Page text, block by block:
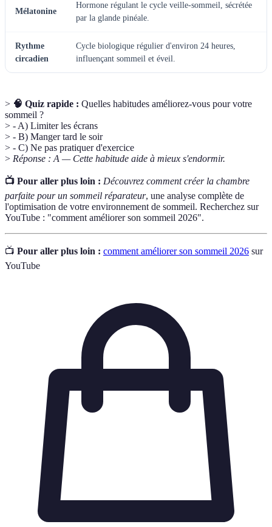
Mélatonine
Hormone régulant le cycle veille-sommeil, sécrétée
par la glande pinéale.
Rythme
circadien
Cycle biologique régulier d'environ 24 heures,
influençant sommeil et éveil.
> 🧠 Quiz rapide : Quelles habitudes améliorez-vous pour votre
sommeil ?
> - A) Limiter les écrans
> - B) Manger tard le soir
> - C) Ne pas pratiquer d'exercice
> Réponse : A — Cette habitude aide à mieux s'endormir.
📺 Pour aller plus loin : Découvrez comment créer la chambre
parfaite pour un sommeil réparateur, une analyse complète de
l'optimisation de votre environnement de sommeil. Recherchez sur
YouTube : "comment améliorer son sommeil 2026".
📺 Pour aller plus loin : comment améliorer son sommeil 2026 sur
YouTube